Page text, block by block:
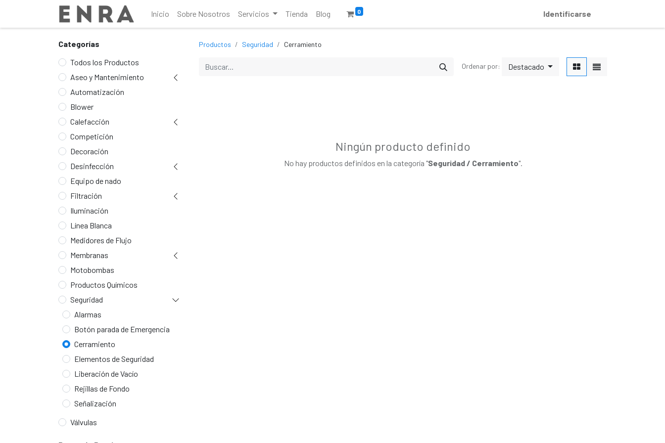
Inicio Sobre Nosotros Servicios Tienda Blog 0 Identificarse
Categorías
Todos los Productos
Aseo y Mantenimiento
Automatización
Blower
Calefacción
Competición
Decoración
Desinfección
Equipo de nado
Filtración
Iluminación
Línea Blanca
Medidores de Flujo
Membranas
Motobombas
Productos Químicos
Seguridad
Alarmas
Botón parada de Emergencia
Cerramiento
Elementos de Seguridad
Liberación de Vacío
Rejillas de Fondo
Señalización
Válvulas
Productos Seguridad Cerramiento
Ordenar por: Destacado
Ningún producto definido
No hay productos definidos en la categoría "Seguridad / Cerramiento".